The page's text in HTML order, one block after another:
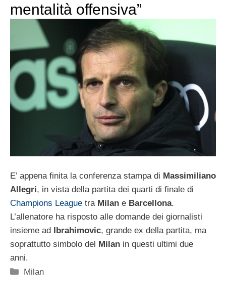
mentalità offensiva”
E’ appena finita la conferenza stampa di Massimiliano
Allegri, in vista della partita dei quarti di finale di
Champions League tra Milan e Barcellona.
L’allenatore ha risposto alle domande dei giornalisti
insieme ad Ibrahimovic, grande ex della partita, ma
soprattutto simbolo del Milan in questi ultimi due
anni.
Categorie
Milan